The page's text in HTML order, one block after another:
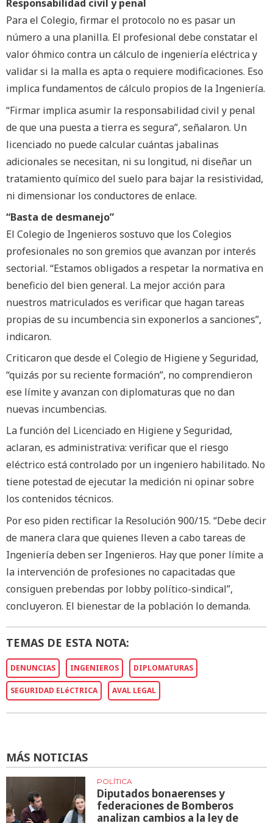
Responsabilidad civil y penal
Para el Colegio, firmar el protocolo no es pasar un
número a una planilla. El profesional debe constatar el
valor óhmico contra un cálculo de ingeniería eléctrica y
validar si la malla es apta o requiere modificaciones. Eso
implica fundamentos de cálculo propios de la Ingeniería.
“Firmar implica asumir la responsabilidad civil y penal
de que una puesta a tierra es segura”, señalaron. Un
licenciado no puede calcular cuántas jabalinas
adicionales se necesitan, ni su longitud, ni diseñar un
tratamiento químico del suelo para bajar la resistividad,
ni dimensionar los conductores de enlace.
“Basta de desmanejo”
El Colegio de Ingenieros sostuvo que los Colegios
profesionales no son gremios que avanzan por interés
sectorial. “Estamos obligados a respetar la normativa en
beneficio del bien general. La mejor acción para
nuestros matriculados es verificar que hagan tareas
propias de su incumbencia sin exponerlos a sanciones”,
indicaron.
Criticaron que desde el Colegio de Higiene y Seguridad,
“quizás por su reciente formación”, no comprendieron
ese límite y avanzan con diplomaturas que no dan
nuevas incumbencias.
La función del Licenciado en Higiene y Seguridad,
aclaran, es administrativa: verificar que el riesgo
eléctrico está controlado por un ingeniero habilitado. No
tiene potestad de ejecutar la medición ni opinar sobre
los contenidos técnicos.
Por eso piden rectificar la Resolución 900/15. “Debe decir
de manera clara que quienes lleven a cabo tareas de
Ingeniería deben ser Ingenieros. Hay que poner límite a
la intervención de profesiones no capacitadas que
consiguen prebendas por lobby político-sindical”,
concluyeron. El bienestar de la población lo demanda.
TEMAS DE ESTA NOTA:
DENUNCIAS INGENIEROS DIPLOMATURAS
SEGURIDAD ELéCTRICA AVAL LEGAL
MÁS NOTICIAS
POLÍTICA
Diputados bonaerenses y
federaciones de Bomberos
analizan cambios a la ley de